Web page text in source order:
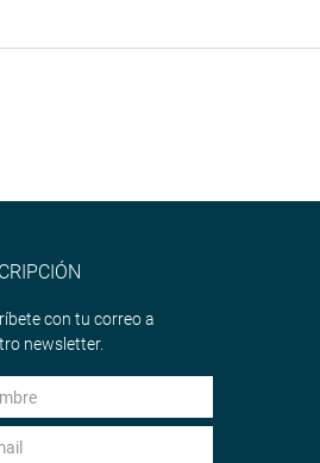
con tu correo a
newsletter.